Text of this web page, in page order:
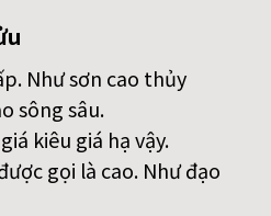
Như sơn cao thủy
sông sâu.
kiêu giá hạ vậy.
gọi là cao. Như đạo